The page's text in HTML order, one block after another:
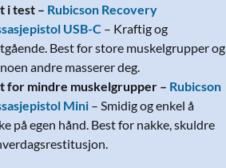
i test – Rubicson Recovery
USB-C – Kraftig og
Best for store muskelgrupper og
andre masserer deg.
for mindre muskelgrupper – Rubicson
Mini– Smidig og enkel å
på egen hånd. Best for nakke, skuldre